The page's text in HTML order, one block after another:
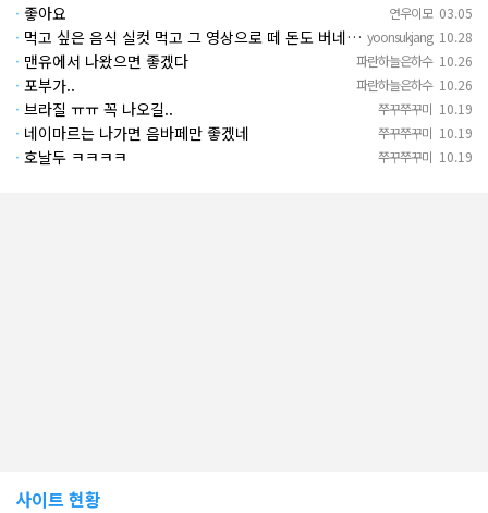
연우이모 03.05
· 좋아요
yoonsukjang 10.28
· 먹고 싶은 음식 실컷 먹고 그 영상으로 떼 돈도 버네 ㄷㄷ. 하고 싶은 것만 하고 부자되네.
파란하늘은하수 10.26
· 맨유에서 나왔으면 좋겠다
파란하늘은하수 10.26
· 포부가..
쭈꾸쭈꾸미 10.19
· 브라질 ㅠㅠ 꼭 나오길..
쭈꾸쭈꾸미 10.19
· 네이마르는 나가면 음바페만 좋겠네
쭈꾸쭈꾸미 10.19
· 호날두 ㅋㅋㅋㅋ
사이트 현황